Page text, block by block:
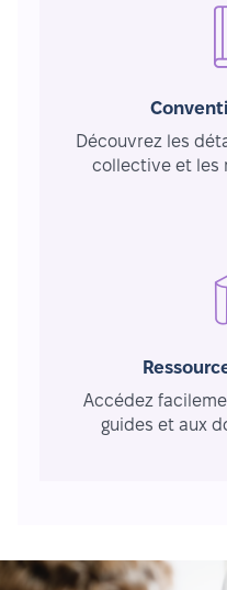
Découvrez les
collective et les
Accédez
guides et aux